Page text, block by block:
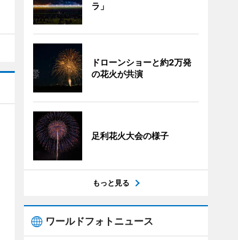
ラ」
ドローンショーと約2万発
の花火が共演
足利花火大会の様子
もっと見る
ワールドフォトニュース